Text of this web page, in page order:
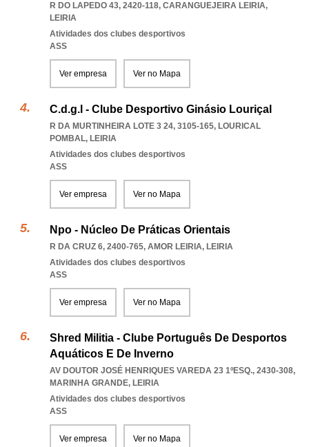
R DO LAPEDO 43, 2420-118, CARANGUEJEIRA LEIRIA,
LEIRIA
Atividades dos clubes desportivos
ASS
Ver empresa Ver no Mapa
C.d.g.l - Clube Desportivo Ginásio Louriçal
R DA MURTINHEIRA LOTE 3 24, 3105-165, LOURICAL
POMBAL, LEIRIA
Atividades dos clubes desportivos
ASS
Ver empresa Ver no Mapa
Npo - Núcleo De Práticas Orientais
R DA CRUZ 6, 2400-765, AMOR LEIRIA, LEIRIA
Atividades dos clubes desportivos
ASS
Ver empresa Ver no Mapa
Shred Militia - Clube Português De Desportos
Aquáticos E De Inverno
AV DOUTOR JOSÉ HENRIQUES VAREDA 23 1ºESQ., 2430-308,
MARINHA GRANDE, LEIRIA
Atividades dos clubes desportivos
ASS
Ver empresa Ver no Mapa